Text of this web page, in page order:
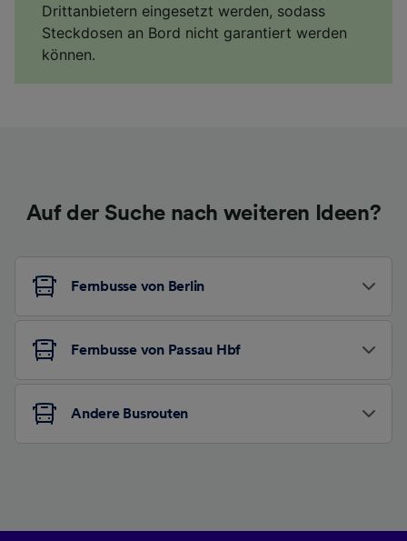
Drittanbietern eingesetzt werden, sodass
Steckdosen an Bord nicht garantiert werden
können.
Auf der Suche nach weiteren Ideen?
Fernbusse von Berlin
Fernbusse von Passau Hbf
Andere Busrouten